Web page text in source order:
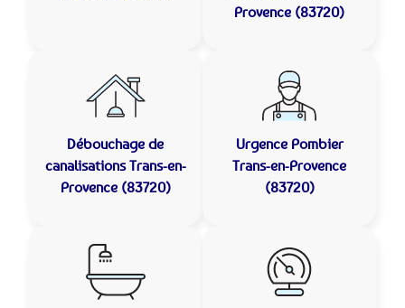
Provence (83720)
Débouchage de
canalisationsTrans-en-
Provence (83720)
Urgence Pombier
Trans-en-Provence
(83720)